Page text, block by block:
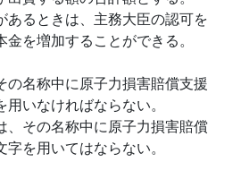
あるときは、主務大臣の認可を
を増加することができる。
の名称中に原子力損害賠償支援
いなければならない。
、その名称中に原子力損害賠償
を用いてはならない。